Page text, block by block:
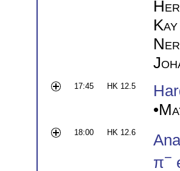
17:45 HK 12.5
•
18:00 HK 12.6
π−